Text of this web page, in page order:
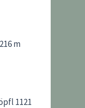
m
1121